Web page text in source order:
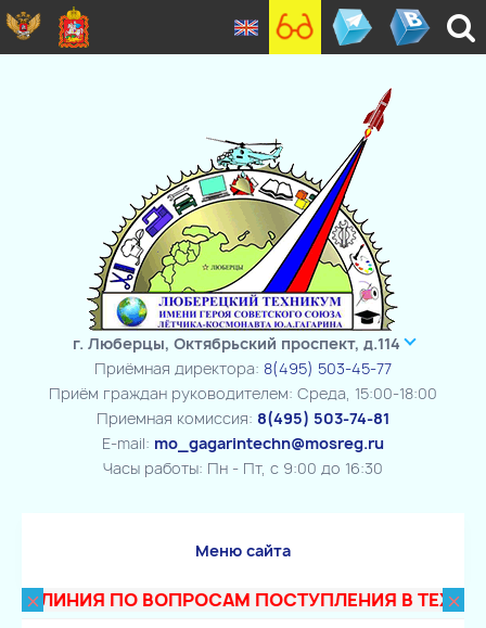
г. Люберцы, Октябрьский проспект, д.114
Приёмная директора: 8(495) 503-45-77
Приём граждан руководителем: Среда, 15:00-18:00
Приемная комиссия: 8(495) 503-74-81
E-mail: mo_gagarintechn@mosreg.ru
Часы работы: Пн - Пт, с 9:00 до 16:30
Меню сайта
×
ЛИНИЯ ПО ВОПРОСАМ ПОСТУПЛЕНИЯ В ×